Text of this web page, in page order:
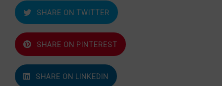
SHARE ON TWITTER
SHARE ON PINTEREST
SHARE ON LINKEDIN